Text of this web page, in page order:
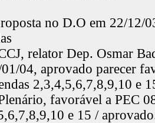
no D.O em 22/12/
relator Dep. Osmar
04, aprovado parecer
2,3,4,5,6,7,8,9,10 e
favorável a PEC
e 15 /